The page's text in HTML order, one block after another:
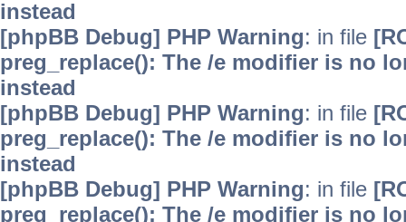
instead
[phpBB Debug] PHP Warning: in file
preg_replace(): The /e modifier is no
instead
[phpBB Debug] PHP Warning: in file
preg_replace(): The /e modifier is no
instead
[phpBB Debug] PHP Warning: in file
preg_replace(): The /e modifier is no